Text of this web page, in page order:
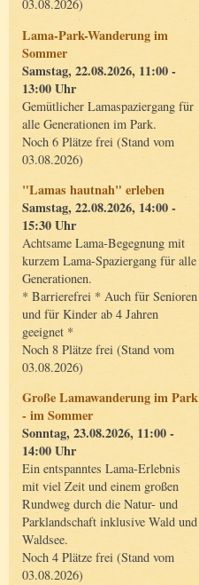
03.08.2026)
Lama-Park-Wanderung im
Sommer
Samstag, 22.08.2026, 11:00 -
13:00 Uhr
Gemütlicher Lamaspaziergang für
alle Generationen im Park.
Noch 6 Plätze frei (Stand vom
03.08.2026)
"Lamas hautnah" erleben
Samstag, 22.08.2026, 14:00 -
15:30 Uhr
Achtsame Lama-Begegnung mit
kurzem Lama-Spaziergang für alle
Generationen.
* Barrierefrei * Auch für Senioren
und für Kinder ab 4 Jahren
geeignet *
Noch 8 Plätze frei (Stand vom
03.08.2026)
Große Lamawanderung im Park
- im Sommer
Sonntag, 23.08.2026, 11:00 -
14:00 Uhr
Ein entspanntes Lama-Erlebnis
mit viel Zeit und einem großen
Rundweg durch die Natur- und
Parklandschaft inklusive Wald und
Waldsee.
Noch 4 Plätze frei (Stand vom
03.08.2026)